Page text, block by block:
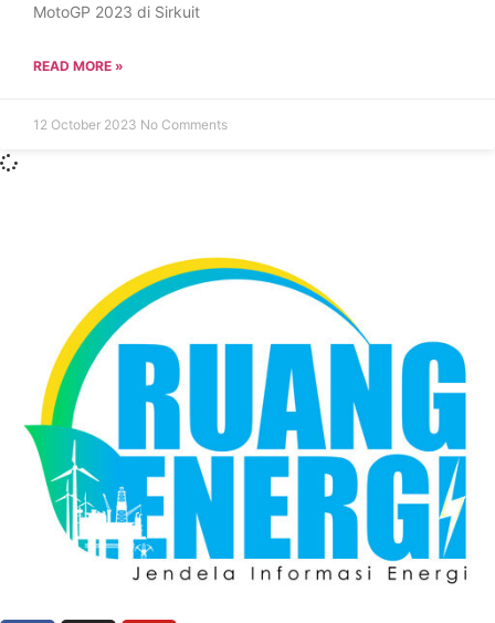
MotoGP 2023 di Sirkuit
READ MORE »
12 October 2023 No Comments